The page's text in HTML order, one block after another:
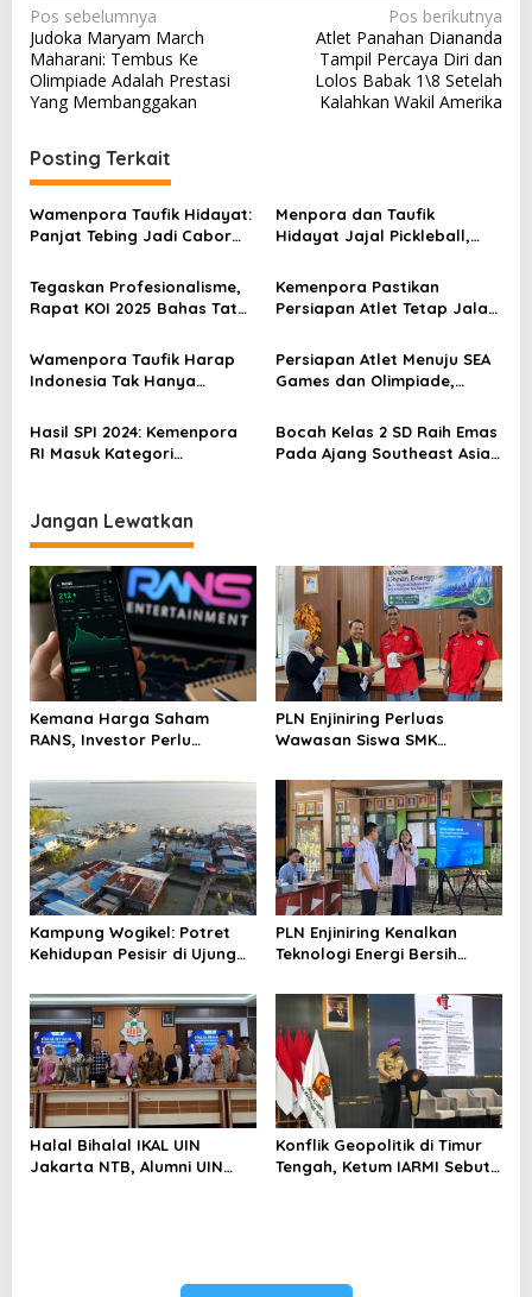
N
a
v
i
g
a
s
i
p
o
s
Pos sebelumnya
Judoka Maryam March
Maharani: Tembus Ke
Olimpiade Adalah Prestasi
Yang Membanggakan
Pos berikutnya
Atlet Panahan Diananda
Tampil Percaya Diri dan
Lolos Babak 1\8 Setelah
Kalahkan Wakil Amerika
Posting Terkait
Wamenpora Taufik Hidayat:
Panjat Tebing Jadi Cabor
2028
Menpora dan Taufik
Hidayat Jajal Pickleball,
Masyarakat Indonesia
Tegaskan Profesionalisme,
Rapat KOI 2025 Bahas Tata
Internasional
Kemenpora Pastikan
Persiapan Atlet Tetap Jalan
Wamenpora Taufik Harap
Indonesia Tak Hanya
Tingkatkan Prestasi
Persiapan Atlet Menuju SEA
Games dan Olimpiade,
Tak Terhenti
Hasil SPI 2024: Kemenpora
RI Masuk Kategori
Bocah Kelas 2 SD Raih Emas
Pada Ajang Southeast Asian
Jangan Lewatkan
Kemana Harga Saham
RANS, Investor Perlu
Menghindari Spekulasi
Berlebihan
PLN Enjiniring Perluas
Wawasan Siswa SMK
Perubahan Iklim
Kampung Wogikel: Potret
Kehidupan Pesisir di Ujung
Bertahan di Tengah
Keterbatasan
PLN Enjiniring Kenalkan
Teknologi Energi Bersih
Halal Bihalal IKAL UIN
Jakarta NTB, Alumni UIN
Konflik Geopolitik di Timur
Tengah, Ketum IARMI Sebut